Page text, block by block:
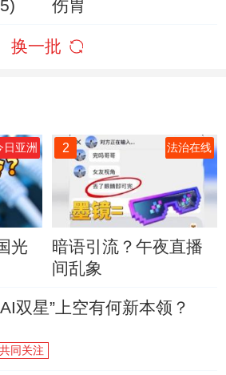
伤胃
换一批
日亚洲
光
2 法治在线
暗语引流？午夜直播
间乱象
双星”上空有何新本领？
共同关注